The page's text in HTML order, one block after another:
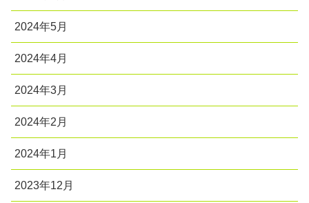
2024年5月
2024年4月
2024年3月
2024年2月
2024年1月
2023年12月